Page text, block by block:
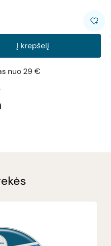
Į krepšelį
nuo 29 €